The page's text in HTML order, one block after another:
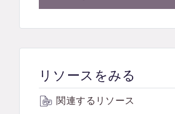
リソースをみる
関連するリソース